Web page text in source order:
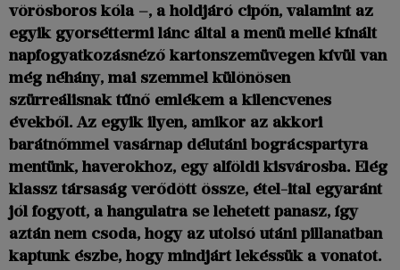
vörösboros kóla –, a holdjáró cipőn, valamint az
egyik gyorséttermi lánc által a menü mellé kínált
napfogyatkozásnéző kartonszemüvegen kívül van
még néhány, mai szemmel különösen
szürreálisnak tűnő emlékem a kilencvenes
évekből. Az egyik ilyen, amikor az akkori
barátnőmmel vasárnap délutáni bográcspartyra
mentünk, haverokhoz, egy alföldi kisvárosba. Elég
klassz társaság verődött össze, étel-ital egyaránt
jól fogyott, a hangulatra se lehetett panasz, így
aztán nem csoda, hogy az utolsó utáni pillanatban
kaptunk észbe, hogy mindjárt lekéssük a vonatot.